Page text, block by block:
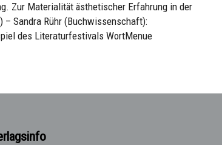
Zur Materialität ästhetischer Erfahrung in der
– Sandra Rühr (Buchwissenschaft):
des Literaturfestivals WortMenue